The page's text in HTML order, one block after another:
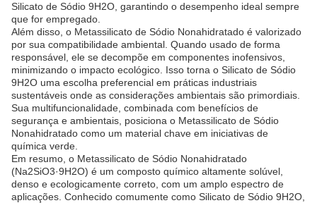
Silicato de Sódio 9H2O, garantindo o desempenho ideal sempre
que for empregado.
Além disso, o Metassilicato de Sódio Nonahidratado é valorizado
por sua compatibilidade ambiental. Quando usado de forma
responsável, ele se decompõe em componentes inofensivos,
minimizando o impacto ecológico. Isso torna o Silicato de Sódio
9H2O uma escolha preferencial em práticas industriais
sustentáveis onde as considerações ambientais são primordiais.
Sua multifuncionalidade, combinada com benefícios de
segurança e ambientais, posiciona o Metassilicato de Sódio
Nonahidratado como um material chave em iniciativas de
química verde.
Em resumo, o Metassilicato de Sódio Nonahidratado
(Na2SiO3·9H2O) é um composto químico altamente solúvel,
denso e ecologicamente correto, com um amplo espectro de
aplicações. Conhecido comumente como Silicato de Sódio 9H2O,